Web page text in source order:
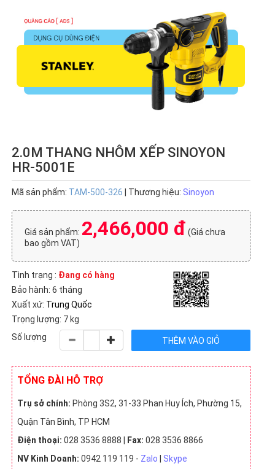
2.0M THANG NHÔM XẾP SINOYON
HR-5001E
Mã sản phẩm: TAM-500-326 | Thương hiệu: Sinoyon
Giá sản phẩm: 2,466,000 đ (Giá chưa
bao gồm VAT)
Tình trạng : Đang có hàng
Bảo hành: 6 tháng
Xuất xứ: Trung Quốc
Trọng lượng: 7 kg
Số lượng
TỔNG ĐÀI HỖ TRỢ
Trụ sở chính: Phòng 3S2, 31-33 Phan Huy Ích, Phường 15,
Quận Tân Bình, TP HCM
Điện thoại: 028 3536 8888 | Fax: 028 3536 8866
NV Kinh Doanh: 0942 119 119 - Zalo
Skype